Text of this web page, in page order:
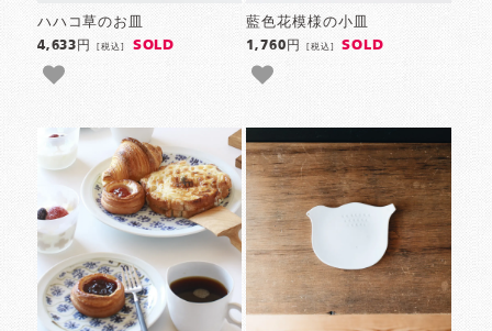
ハハコ草のお皿
4,633円[税込] SOLD
藍色花模様の小皿
1,760円 [税込] SOLD